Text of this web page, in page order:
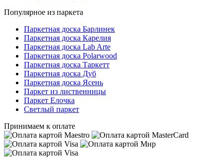
Популярное из паркета
Паркетная доска Барлинек
Паркетная доска Карелия
Паркетная доска Lab Arte
Паркетная доска Polarwood
Паркетная доска Таркетт
Паркетная доска Дуб
Паркетная доска Ясень
Паркет из лиственницы
Паркет Елочка
Светлый паркет
Принимаем к оплате